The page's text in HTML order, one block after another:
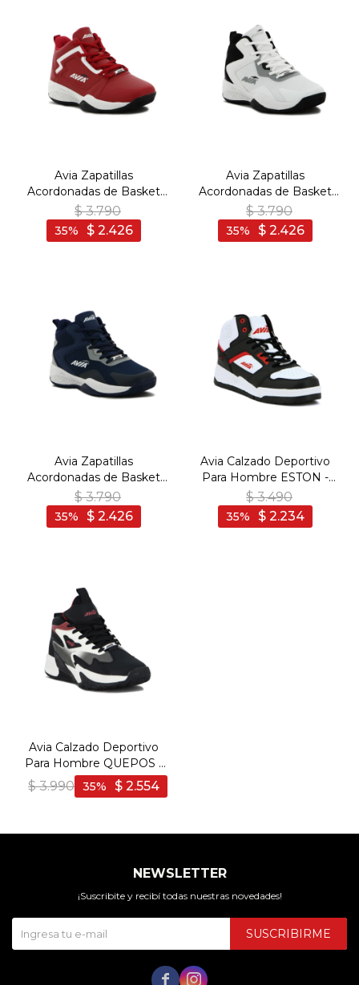
Avia Zapatillas
Acordonadas de Basket
Para Hombre ONEUS -
RED - Rojo
$ 3.790
$ 2.426
35
Avia Zapatillas
Acordonadas de Basket
Para Hombre CUZ
WHITE/ BLACK - Blanco-
Negro
$ 3.790
$ 2.426
35
Avia Zapatillas
Acordonadas de Basket
Para Hombre CUZ - NAVY
- Marino
$ 3.790
$ 2.426
35
Avia Calzado Deportivo
Para Hombre ESTON -
BLACK/WHITE - Negro-
Blanco
$ 3.490
$ 2.234
35
Avia Calzado Deportivo
Para Hombre QUEPOS -
WHITE/BLACK/RED -
Blanco-Negro
$ 3.990 $ 2.554
35
NEWSLETTER
¡Suscribite y recibí todas nuestras novedades!
SUSCRIBIRME
 